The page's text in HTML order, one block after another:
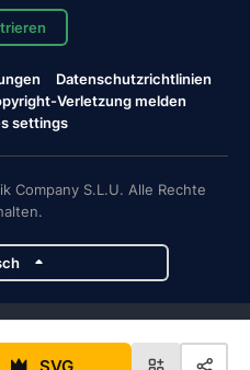
Datenschutzrichtlinien
Verletzung melden
settings
Company S.L.U. Alle Rechte